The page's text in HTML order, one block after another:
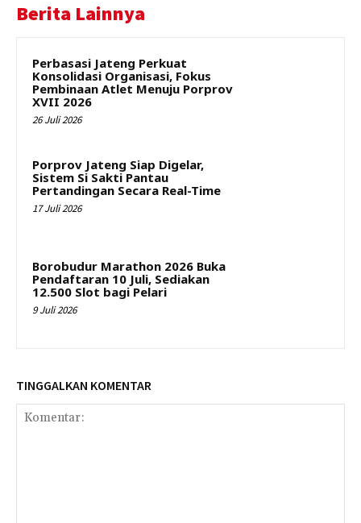
Berita Lainnya
Perbasasi Jateng Perkuat
Konsolidasi Organisasi, Fokus
Pembinaan Atlet Menuju Porprov
XVII 2026
26 Juli 2026
Porprov Jateng Siap Digelar,
Sistem Si Sakti Pantau
Pertandingan Secara Real-Time
17 Juli 2026
Borobudur Marathon 2026 Buka
Pendaftaran 10 Juli, Sediakan
12.500 Slot bagi Pelari
9 Juli 2026
TINGGALKAN KOMENTAR